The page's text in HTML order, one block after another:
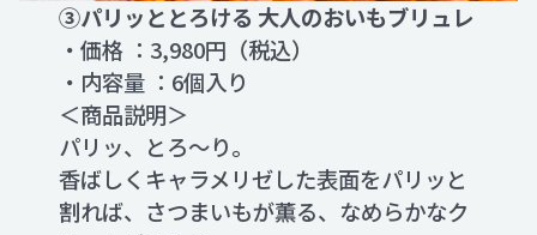
③パリッととろける 大人のおいもブリュレ
・価格 ：3,980円（税込）
・内容量 ：6個入り
＜商品説明＞
パリッ、とろ～り。
香ばしくキャラメリゼした表面をパリッと
割れば、さつまいもが薫る、なめらかなク